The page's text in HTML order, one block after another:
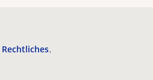
Rechtliches